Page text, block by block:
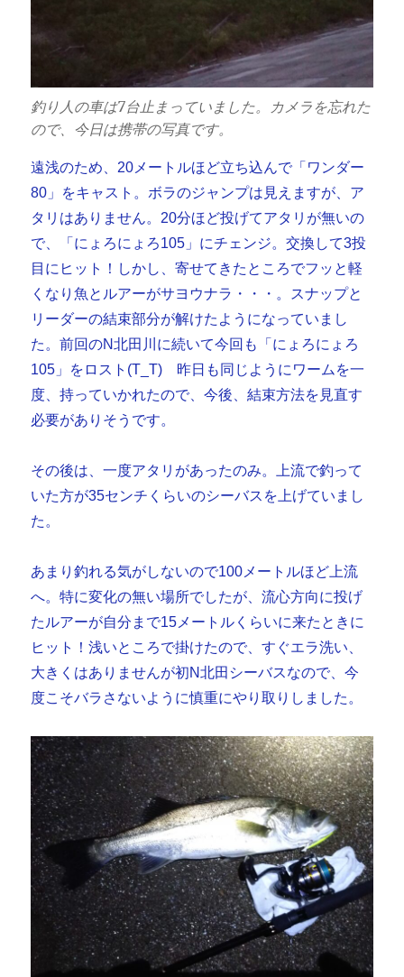
釣り人の車は7台止まっていました。カメラを忘れた
ので、今日は携帯の写真です。
遠浅のため、20メートルほど立ち込んで「ワンダー
80」をキャスト。ボラのジャンプは見えますが、ア
タリはありません。20分ほど投げてアタリが無いの
で、「にょろにょろ105」にチェンジ。交換して3投
目にヒット！しかし、寄せてきたところでフッと軽
くなり魚とルアーがサヨウナラ・・・。スナップと
リーダーの結束部分が解けたようになっていまし
た。前回のN北田川に続いて今回も「にょろにょろ
105」をロスト(T_T) 昨日も同じようにワームを一
度、持っていかれたので、今後、結束方法を見直す
必要がありそうです。
その後は、一度アタリがあったのみ。上流で釣って
いた方が35センチくらいのシーバスを上げていまし
た。
あまり釣れる気がしないので100メートルほど上流
へ。特に変化の無い場所でしたが、流心方向に投げ
たルアーが自分まで15メートルくらいに来たときに
ヒット！浅いところで掛けたので、すぐエラ洗い、
大きくはありませんが初N北田シーバスなので、今
度こそバラさないように慎重にやり取りしました。